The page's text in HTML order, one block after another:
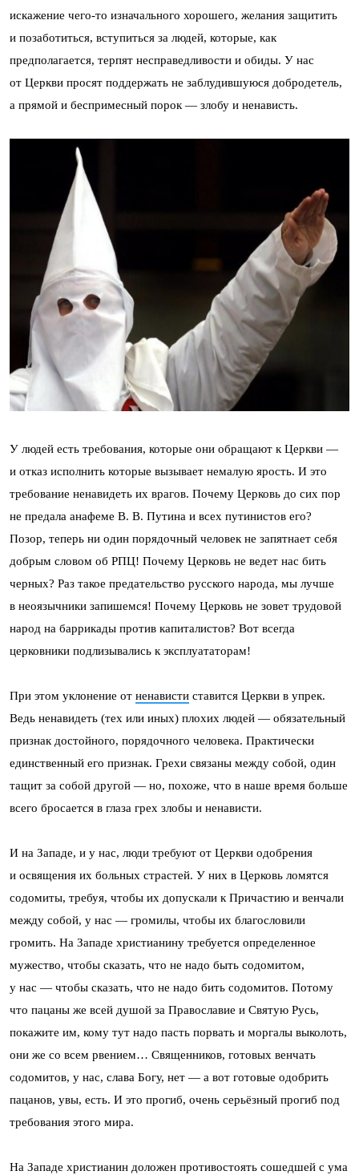
искажение чего-то изначального хорошего, желания защитить
и позаботиться, вступиться за людей, которые, как
предполагается, терпят несправедливости и обиды. У нас
от Церкви просят поддержать не заблудившуюся добродетель,
а прямой и беспримесный порок — злобу и ненависть.
У людей есть требования, которые они обращают к Церкви —
и отказ исполнить которые вызывает немалую ярость. И это
требование ненавидеть их врагов. Почему Церковь до сих пор
не предала анафеме В. В. Путина и всех путинистов его?
Позор, теперь ни один порядочный человек не запятнает себя
добрым словом об РПЦ! Почему Церковь не ведет нас бить
черных? Раз такое предательство русского народа, мы лучше
в неоязычники запишемся! Почему Церковь не зовет трудовой
народ на баррикады против капиталистов? Вот всегда
церковники подлизывались к эксплуататорам!
При этом уклонение от ненависти ставится Церкви в упрек.
Ведь ненавидеть (тех или иных) плохих людей — обязательный
признак достойного, порядочного человека. Практически
единственный его признак. Грехи связаны между собой, один
тащит за собой другой — но, похоже, что в наше время больше
всего бросается в глаза грех злобы и ненависти.
И на Западе, и у нас, люди требуют от Церкви одобрения
и освящения их больных страстей. У них в Церковь ломятся
содомиты, требуя, чтобы их допускали к Причастию и венчали
между собой, у нас — громилы, чтобы их благословили
громить. На Западе христианину требуется определенное
мужество, чтобы сказать, что не надо быть содомитом,
у нас — чтобы сказать, что не надо бить содомитов. Потому
что пацаны же всей душой за Православие и Святую Русь,
покажите им, кому тут надо пасть порвать и моргалы выколоть,
они же со всем рвением… Священников, готовых венчать
содомитов, у нас, слава Богу, нет — а вот готовые одобрить
пацанов, увы, есть. И это прогиб, очень серьёзный прогиб под
требования этого мира.
На Западе христианин доложен противостоять сошедшей с ума